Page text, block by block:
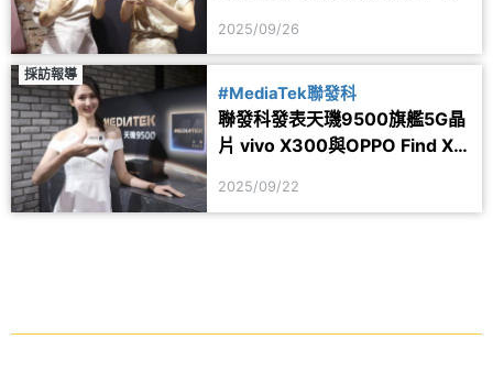
2025/09/26
採訪報導
#MediaTek聯發科
聯發科發表天璣9500旗艦5G晶
片 vivo X300與OPPO Find X9
2025/09/22